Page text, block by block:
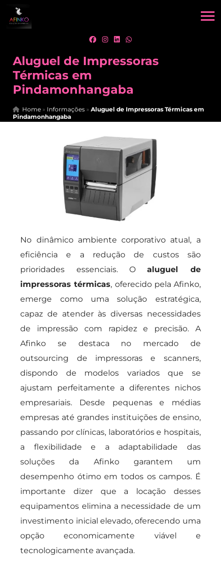
Aluguel de Impressoras
Térmicas em
Pindamonhangaba
Home » Informações »Aluguel de Impressoras Térmicas em
Pindamonhangaba
No dinâmico ambiente corporativo atual, a
eficiência e a redução de custos são
prioridades essenciais. Oaluguel de
impressoras térmicas, oferecido pela Afinko,
emerge como uma solução estratégica,
capaz de atender às diversas necessidades
de impressão com rapidez e precisão. A
Afinko se destaca no mercado de
outsourcing de impressoras e scanners,
dispondo de modelos variados que se
ajustam perfeitamente a diferentes nichos
empresariais. Desde pequenas e médias
empresas até grandes instituições de ensino,
passando por clínicas, laboratórios e hospitais,
a flexibilidade e a adaptabilidade das
soluções da Afinko garantem um
desempenho ótimo em todos os campos. É
importante dizer que a locação desses
equipamentos elimina a necessidade de um
investimento inicial elevado, oferecendo uma
opção economicamente viável e
tecnologicamente avançada.